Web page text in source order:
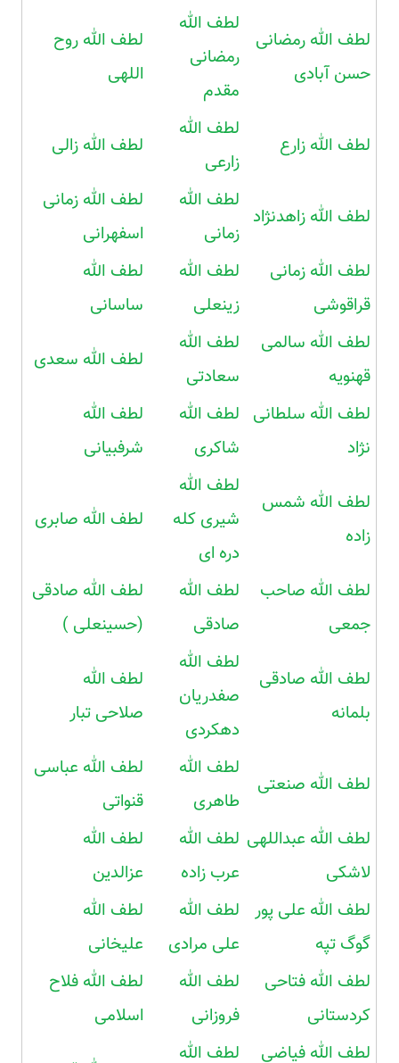
لطف الله رمضانی
حسن آبادی
لطف الله
رمضانی
مقدم
لطف الله روح
اللهی
لطف الله زارع
لطف الله
زارعی
لطف الله زالی
لطف الله زاهدنژاد
لطف الله
زمانی
لطف الله زمانی
اسفهرانی
لطف الله زمانی
قراقوشی
لطف الله
زینعلی
لطف الله
ساسانی
لطف الله سالمی
قهنویه
لطف الله
سعادتی
لطف الله سعدی
لطف الله سلطانی
نژاد
لطف الله
شاکری
لطف الله
شرفبیانی
لطف الله شمس
زاده
لطف الله
شیری کله
دره ای
لطف الله صابری
لطف الله صاحب
جمعی
لطف الله
صادقی
لطف الله صادقی
(حسینعلی )
لطف الله صادقی
بلمانه
لطف الله
صفدریان
دهکردی
لطف الله
صلاحی تبار
لطف الله صنعتی
لطف الله
طاهری
لطف الله عباسی
قنواتی
لطف الله عبداللهی
لاشکی
لطف الله
عرب زاده
لطف الله
عزالدین
لطف الله علی پور
گوگ تپه
لطف الله
علی مرادی
لطف الله
علیخانی
لطف الله فتاحی
کردستانی
لطف الله
فروزانی
لطف الله فلاح
اسلامی
لطف الله فیاضی
لطف الله